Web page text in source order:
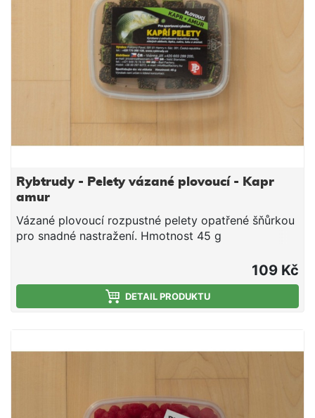
Rybtrudy - Pelety vázané plovoucí - Kapr
amur
Vázané plovoucí rozpustné pelety opatřené šňůrkou
pro snadné nastražení. Hmotnost 45 g
109 Kč
DETAIL PRODUKTU